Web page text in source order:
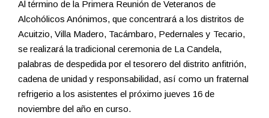
Al término de la Primera Reunión de Veteranos de
Alcohólicos Anónimos, que concentrará a los distritos de
Acuitzio, Villa Madero, Tacámbaro, Pedernales y Tecario,
se realizará la tradicional ceremonia de La Candela,
palabras de despedida por el tesorero del distrito anfitrión,
cadena de unidad y responsabilidad, así como un fraternal
refrigerio a los asistentes el próximo jueves 16 de
noviembre del año en curso.